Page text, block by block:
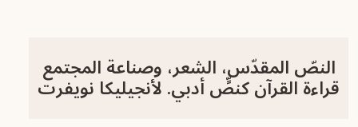
النصّ المقدّس، الشعر، وصناعة المجتمع
قراءة القرآن كنصٍّ أدبي. لأنجيليكا نويفرت